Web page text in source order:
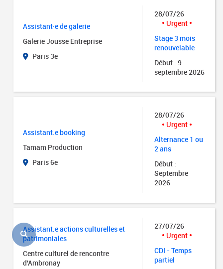
Assistant·e de galerie
Galerie Jousse Entreprise
Paris 3e
28/07/26
Urgent
Stage 3 mois
renouvelable
Début : 9
septembre 2026
Assistant.e booking
Tamam Production
Paris 6e
28/07/26
Urgent
Alternance 1 ou
2 ans
Début :
Septembre
2026
Assistant.e actions culturelles et
patrimoniales
Centre culturel de rencontre
d'Ambronay
27/07/26
Urgent
CDI - Temps
partiel